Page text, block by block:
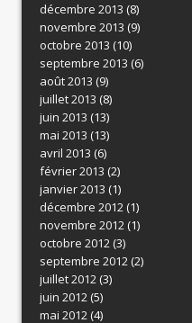
décembre 2013 (8)
novembre 2013 (9)
octobre 2013 (10)
septembre 2013 (6)
août 2013 (9)
juillet 2013 (8)
juin 2013 (13)
mai 2013 (13)
avril 2013 (6)
février 2013 (2)
janvier 2013 (1)
décembre 2012(1)
novembre 2012(1)
octobre 2012(3)
septembre 2012(2)
juillet 2012(3)
juin 2012(5)
mai 2012(4)